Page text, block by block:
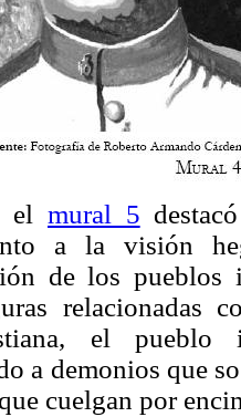
el mural 5
a la visión
de los
relacionadas
el pueblo
a demonios que
cuelgan por